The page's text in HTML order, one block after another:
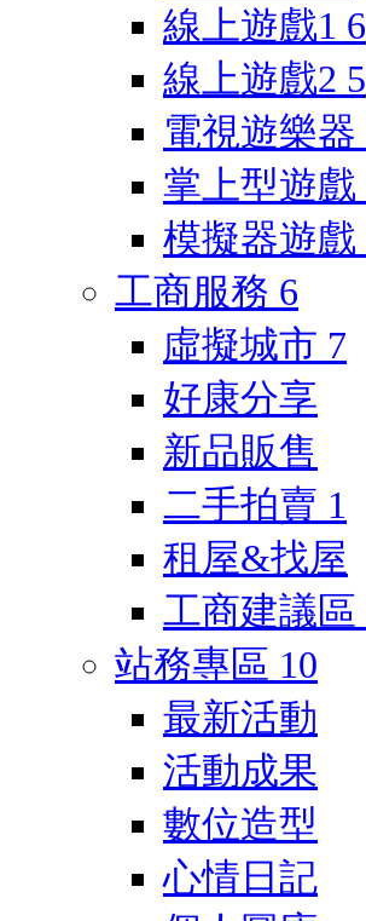
線上遊戲1 6
線上遊戲2 5
電視遊樂器
掌上型遊戲
模擬器遊戲
工商服務 6
虛擬城市 7
好康分享
新品販售
二手拍賣 1
租屋&找屋
工商建議區
站務專區 10
最新活動
活動成果
數位造型
心情日記